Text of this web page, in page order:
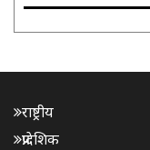
राष्ट्रीय
प्रादेशिक